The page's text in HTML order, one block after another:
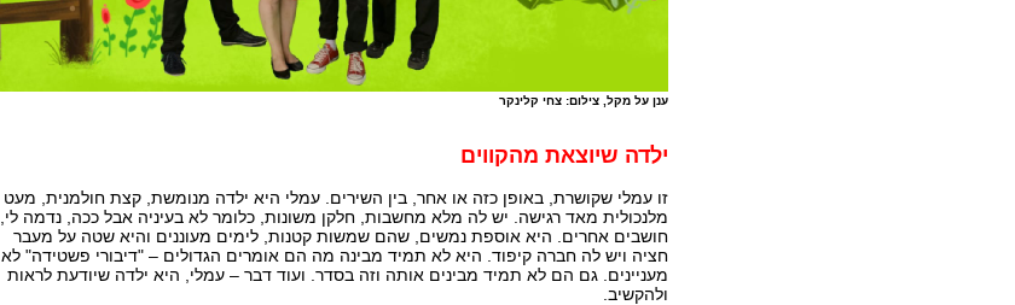
ענן על מקל, צילום: צחי קלינקר
ילדה שיוצאת מהקווים
זו עמלי שקושרת, באופן כזה או אחר, בין השירים. עמלי היא ילדה מנומשת, קצת חולמנית, מעט
מלנכולית מאד רגישה. יש לה מלא מחשבות, חלקן משונות, כלומר לא בעיניה אבל ככה, נדמה לי,
חושבים אחרים. היא אוספת נמשים, שהם שמשות קטנות, לימים מעוננים והיא שטה על מעבר
חציה ויש לה חברה קיפוד. היא לא תמיד מבינה מה הם אומרים הגדולים – "דיבורי פשטידה" לא
מעניינים. גם הם לא תמיד מבינים אותה וזה בסדר. ועוד דבר – עמלי, היא ילדה שיודעת לראות
ולהקשיב.